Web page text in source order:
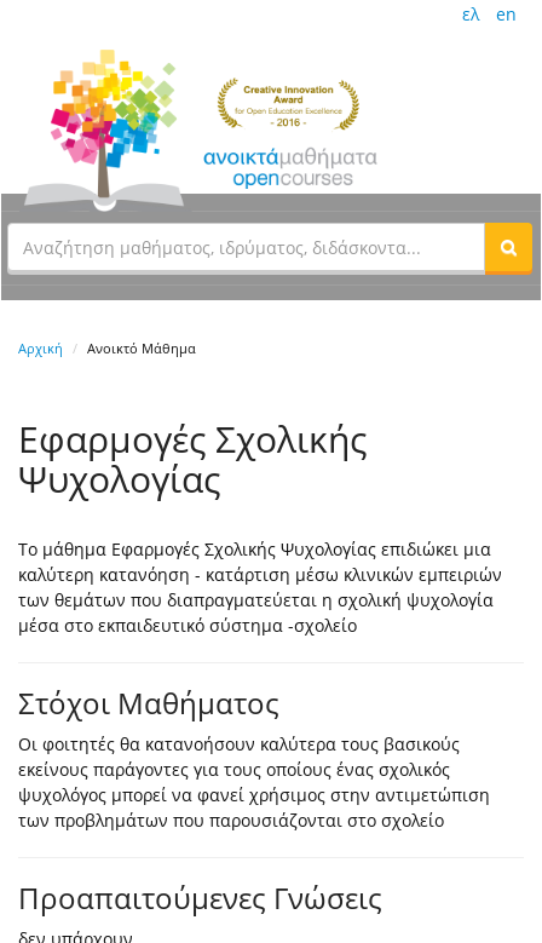
ελ en
Αρχική Ανοικτό Μάθημα
Eφαρμογές Σχολικής
Ψυχολογίας
Το μάθημα Εφαρμογές Σχολικής Ψυχολογίας επιδιώκει μια
καλύτερη κατανόηση - κατάρτιση μέσω κλινικών εμπειριών
των θεμάτων που διαπραγματεύεται η σχολική ψυχολογία
μέσα στο εκπαιδευτικό σύστημα -σχολείο
Στόχοι Μαθήματος
Οι φοιτητές θα κατανοήσουν καλύτερα τους βασικούς
εκείνους παράγοντες για τους οποίους ένας σχολικός
ψυχολόγος μπορεί να φανεί χρήσιμος στην αντιμετώπιση
των προβλημάτων που παρουσιάζονται στο σχολείο
Προαπαιτούμενες Γνώσεις